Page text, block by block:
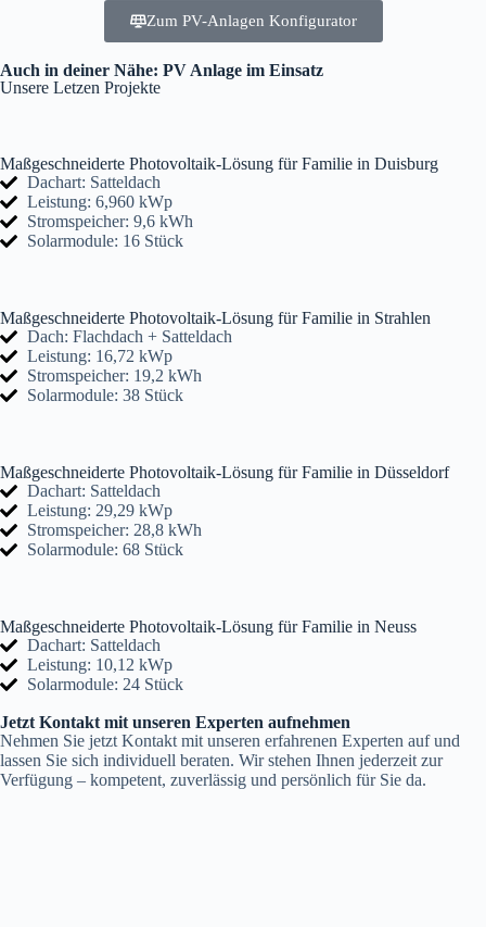
Zum PV-Anlagen Konfigurator
Auch in deiner Nähe: PV Anlage im Einsatz
Unsere Letzen Projekte
Maßgeschneiderte Photovoltaik-Lösung für Familie in Duisburg
Dachart: Satteldach
Leistung: 6,960 kWp
Stromspeicher: 9,6 kWh
Solarmodule: 16 Stück
Maßgeschneiderte Photovoltaik-Lösung für Familie in Strahlen
Dach: Flachdach + Satteldach
Leistung: 16,72 kWp
Stromspeicher: 19,2 kWh
Solarmodule: 38 Stück
Maßgeschneiderte Photovoltaik-Lösung für Familie in Düsseldorf
Dachart: Satteldach
Leistung: 29,29 kWp
Stromspeicher: 28,8 kWh
Solarmodule: 68 Stück
Maßgeschneiderte Photovoltaik-Lösung für Familie in Neuss
Dachart: Satteldach
Leistung: 10,12 kWp
Solarmodule: 24 Stück
Jetzt Kontakt mit unseren Experten aufnehmen
Nehmen Sie jetzt Kontakt mit unseren erfahrenen Experten auf und
lassen Sie sich individuell beraten. Wir stehen Ihnen jederzeit zur
Verfügung – kompetent, zuverlässig und persönlich für Sie da.